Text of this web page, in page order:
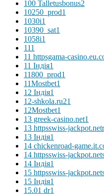
100 Talletusbonus2
10250_prod1
1030i1
10390_sat1
1058i1
111
11 httpsgama-
11 Індія1
11800_prod1
11Mostbet1
12 Індія1
12-shkola.ru21
12Mostbet1
13 greek-casino.net1
13 httpsswiss-
13 Індія1
14 chickenroad-
14 httpsswiss-
14 Індія1
15 httpsswiss-
15 Індія1
15.01 dr1